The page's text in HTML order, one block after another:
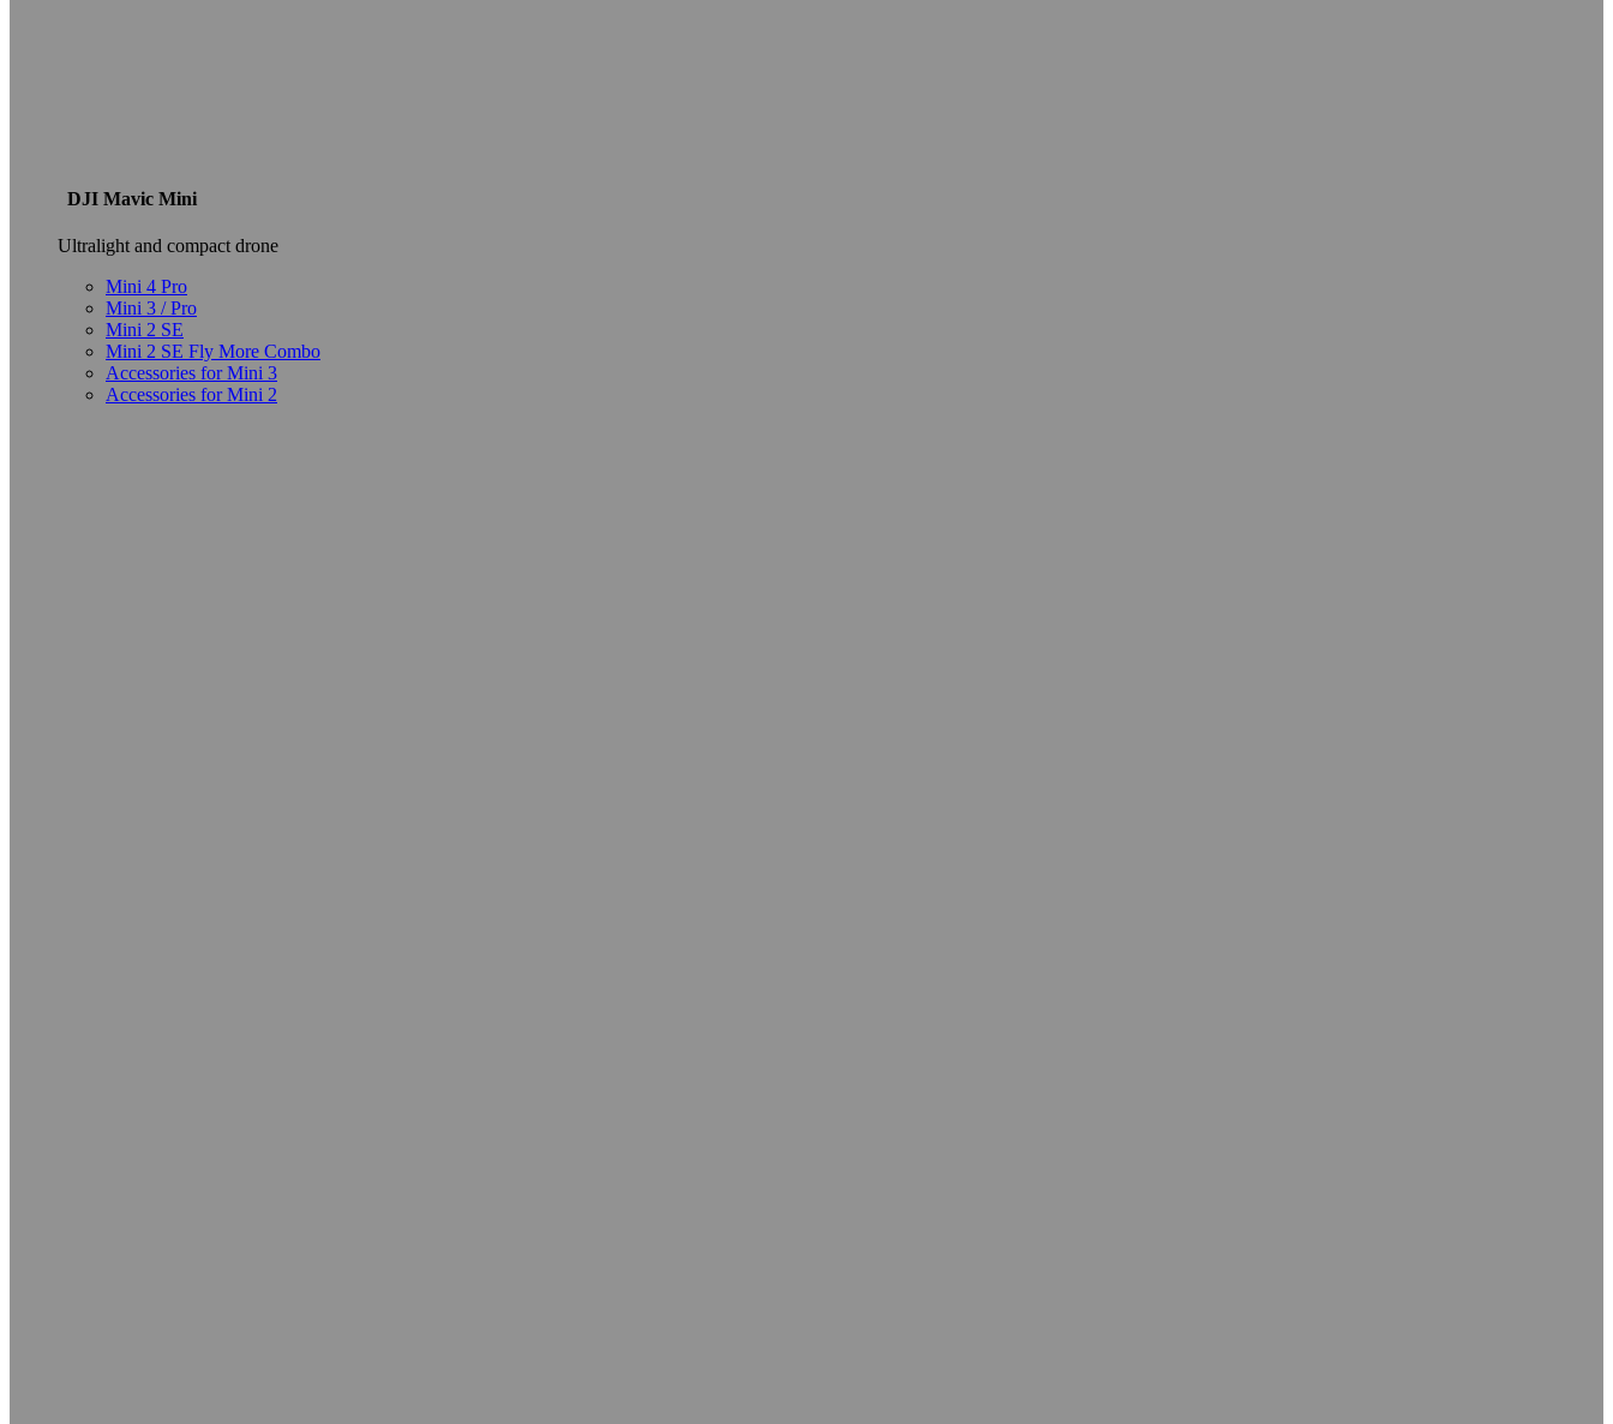
DJI Mavic Mini
Ultralight and compact drone
Mini 4 Pro
Mini 3 / Pro
Mini 2 SE
Mini 2 SE Fly More Combo
Accessories for Mini 3
Accessories for Mini 2